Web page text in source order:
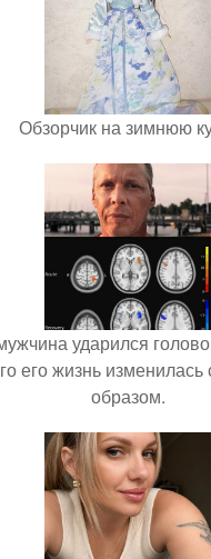
Обзорчик на зимнюю
ударился
его жизнь
образом.